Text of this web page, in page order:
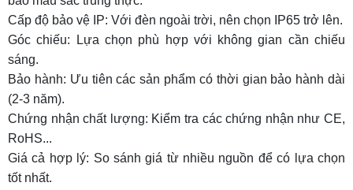
Cấp độ bảo vệ IP: Với đèn ngoài trời, nên chọn IP65 trở lên.
Góc chiếu: Lựa chọn phù hợp với không gian cần chiếu
sáng.
Bảo hành: Ưu tiên các sản phẩm có thời gian bảo hành dài
(2-3 năm).
Chứng nhận chất lượng: Kiểm tra các chứng nhận như CE,
RoHS...
Giá cả hợp lý: So sánh giá từ nhiều nguồn để có lựa chọn
tốt nhất.